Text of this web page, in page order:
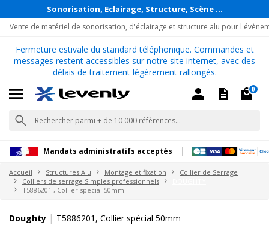
Sonorisation, Eclairage, Structure, Scène ...
Vente de matériel de sonorisation, d'éclairage et structure alu pour
Fermeture estivale du standard téléphonique. Commandes et
messages restent accessibles sur notre site internet, avec des
délais de traitement légèrement rallongés.
0
Mandats administratifs acceptés
Accueil Structures Alu Montage et fixation
Collier de Serrage
Colliers de serrage Simples professionnels
T5886201 , Collier spécial 50mm
Doughty | T5886201, Collier spécial 50mm